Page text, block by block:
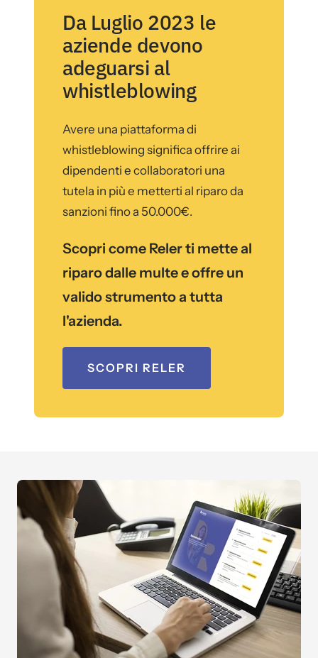
Da Luglio 2023 le
aziende devono
adeguarsi al
whistleblowing
Avere una piattaforma di
whistleblowing significa offrire ai
dipendenti e collaboratori una
tutela in più e metterti al riparo da
sanzioni fino a 50.000€.
Scopri come Reler ti mette al
riparo dalle multe e offre un
valido strumento a tutta
l'azienda.
SCOPRI RELER